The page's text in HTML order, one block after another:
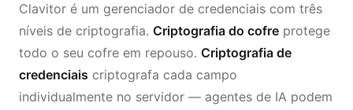
Clavitor é um gerenciador de credenciais com três
níveis de criptografia. Criptografia do cofre protege
todo o seu cofre em repouso. Criptografia de
credenciais criptografa cada campo
individualmente no servidor — agentes de IA podem